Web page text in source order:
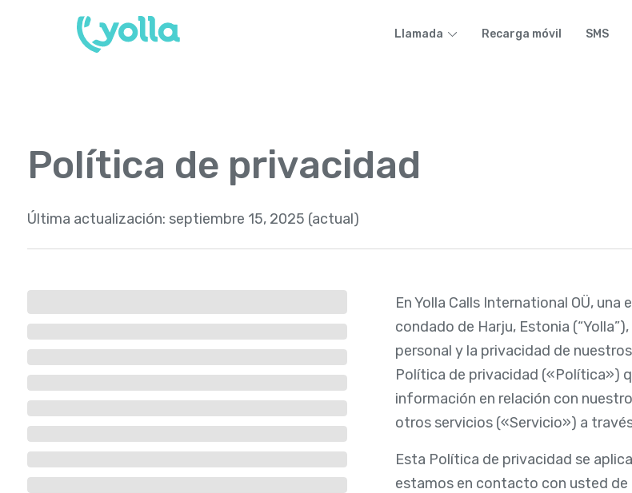
Llamada Recarga móvil SMS
Política de privacidad
Última actualización: septiembre 15, 2025 (actual)
En Yolla Calls International OÜ,
condado de Harju, Estonia
personal y la privacidad de
Política de privacidad («Política»)
información en relación con
otros servicios («Servicio») a
Esta Política de privacidad se
estamos en contacto con usted de